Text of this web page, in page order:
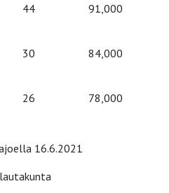
44 91,000
30 84,000
26 78,000
16.6.2021